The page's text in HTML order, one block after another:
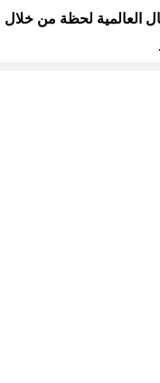
العالمية لحظة من خلال